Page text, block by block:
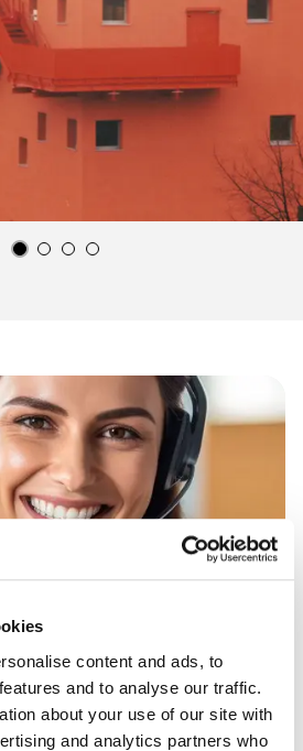
content and ads, to
and to analyse our traffic.
about your use of our site with
and analytics partners who